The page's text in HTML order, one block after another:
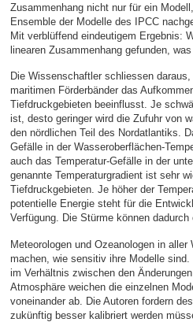
Zusammenhang nicht nur für ein
Ensemble der Modelle des IPCC
Mit verblüffend eindeutigem Ergebnis:
linearen Zusammenhang gefunden,
Die Wissenschaftler schliessen
maritimen Förderbänder das
Tiefdruckgebieten beeinflusst. Je
ist, desto geringer wird die Zufuhr von
den nördlichen Teil des Nordatlantiks.
Gefälle in der Wasseroberflächen-
auch das Temperatur-Gefälle in der
genannte Temperaturgradient ist sehr
Tiefdruckgebieten. Je höher der
potentielle Energie steht für die
Verfügung. Die Stürme können dadurch
Meteorologen und Ozeanologen in
machen, wie sensitiv ihre Modelle
im Verhältnis zwischen den
Atmosphäre weichen die einzelnen
voneinander ab. Die Autoren fordern
zukünftig besser kalibriert werden